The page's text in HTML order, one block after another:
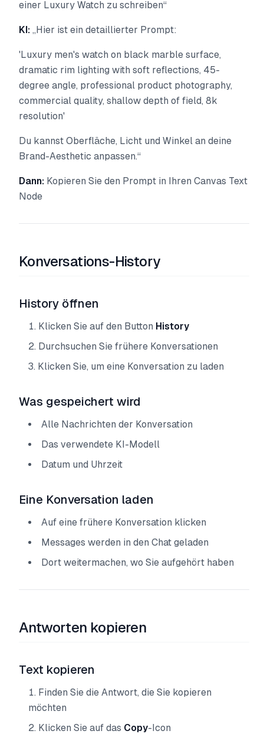
einer Luxury Watch zu schreiben“
KI: „Hier ist ein detaillierter Prompt:
'Luxury men's watch on black marble surface,
dramatic rim lighting with soft reflections, 45-
degree angle, professional product photography,
commercial quality, shallow depth of field, 8k
resolution'
Du kannst Oberfläche, Licht und Winkel an deine
Brand-Aesthetic anpassen.“
Dann: Kopieren Sie den Prompt in Ihren Canvas Text
Node
Konversations-History
History öffnen
Klicken Sie auf den Button History
Durchsuchen Sie frühere Konversationen
Klicken Sie, um eine Konversation zu laden
Was gespeichert wird
Alle Nachrichten der Konversation
Das verwendete KI-Modell
Datum und Uhrzeit
Eine Konversation laden
Auf eine frühere Konversation klicken
Messages werden in den Chat geladen
Dort weitermachen, wo Sie aufgehört haben
Antworten kopieren
Text kopieren
Finden Sie die Antwort, die Sie kopieren
möchten
Klicken Sie auf das Copy-Icon